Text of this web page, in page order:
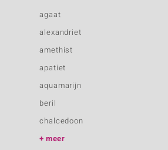
agaat
alexandriet
amethist
apatiet
aquamarijn
beril
chalcedoon
meer